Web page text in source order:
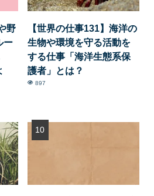
野
ー
【世界の仕事131】海洋の
生物や環境を守る活動を
する仕事「海洋生態系保
護者」とは？
897